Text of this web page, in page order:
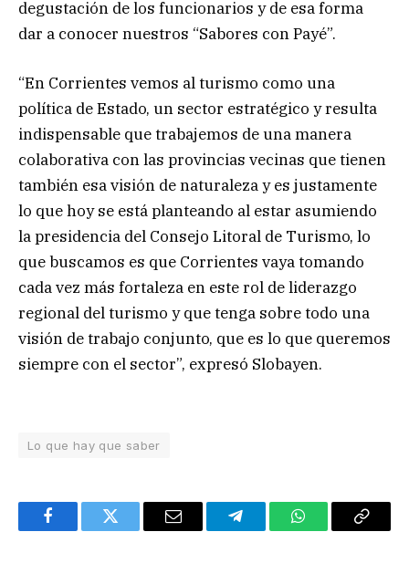
degustación de los funcionarios y de esa forma
dar a conocer nuestros “Sabores con Payé”.
“En Corrientes vemos al turismo como una
política de Estado, un sector estratégico y resulta
indispensable que trabajemos de una manera
colaborativa con las provincias vecinas que tienen
también esa visión de naturaleza y es justamente
lo que hoy se está planteando al estar asumiendo
la presidencia del Consejo Litoral de Turismo, lo
que buscamos es que Corrientes vaya tomando
cada vez más fortaleza en este rol de liderazgo
regional del turismo y que tenga sobre todo una
visión de trabajo conjunto, que es lo que queremos
siempre con el sector”, expresó Slobayen.
Lo que hay que saber
FacebookTwitter Email TelegramWhatsAppCopy